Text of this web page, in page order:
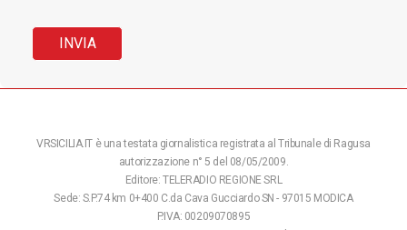
VRSICILIA.IT è una testata giornalistica registrata al Tribunale di Ragusa
autorizzazione n° 5 del 08/05/2009.
Editore: TELERADIO REGIONE SRL
Sede: S.P.74 km 0+400 C.da Cava Gucciardo SN - 97015 MODICA
P.IVA: 00209070895